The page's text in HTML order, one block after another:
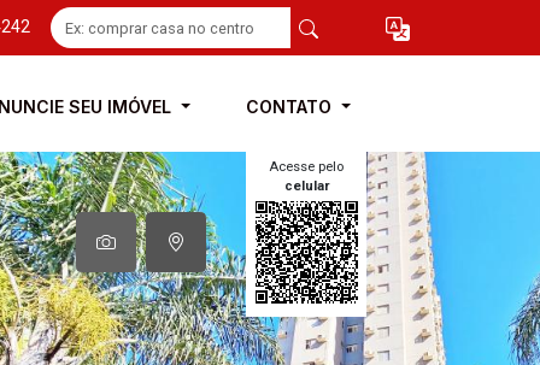
SEU IMÓVEL CONTATO
Acesse pelo
celular